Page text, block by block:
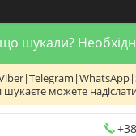
шукали?
можете